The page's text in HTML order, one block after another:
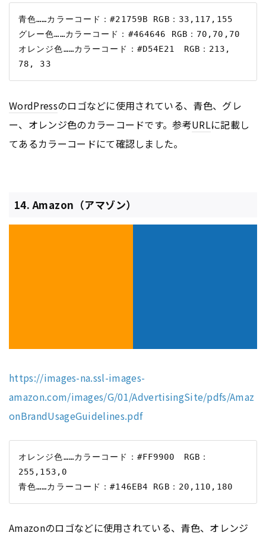
青色……カラーコード：#21759B RGB：33,117,155
グレー色……カラーコード：#464646 RGB：70,70,70
オレンジ色……カラーコード：#D54E21　RGB：213,
WordPressのロゴなどに使用されている、青色、グレ
ー、オレンジ色のカラーコードです。参考URLに記載し
てあるカラーコードにて確認しました。
14. Amazon（アマゾン）
https://images-na.ssl-images-
amazon.com/images/G/01/AdvertisingSite/pdfs/Amaz
onBrandUsageGuidelines.pdf
オレンジ色……カラーコード：#FF9900　RGB：
255,153,0
Amazonのロゴなどに使用されている、青色、オレンジ